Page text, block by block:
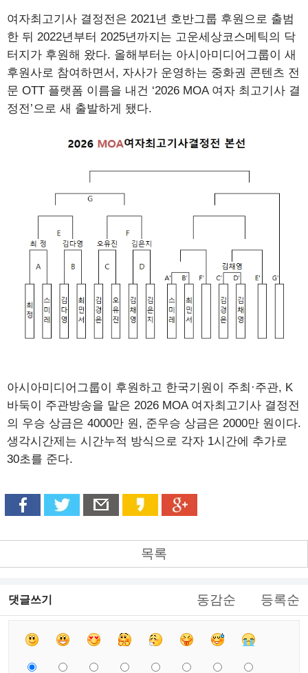
여자최고기사 결정전은 2021년 호반그룹 후원으로 출범
한 뒤 2022년부터 2025년까지는 고운세상코스메틱의 닥
터지가 후원해 왔다. 올해부터는 아시아미디어그룹이 새
후원사로 참여하면서, 자사가 운영하는 중화권 콘텐츠 전
문 OTT 플랫폼 이름을 내건 ‘2026 MOA 여자 최고기사 결
정전’으로 새 출발하게 됐다.
아시아미디어그룹이 후원하고 한국기원이 주최·주관, K
바둑이 주관방송을 맡은 2026 MOA 여자최고기사 결정전
의 우승 상금은 4000만 원, 준우승 상금은 2000만 원이다.
생각시간제는 시간누적 방식으로 각자 1시간에 추가로
30초를 준다.
목록
댓글쓰기 동감순 등록순